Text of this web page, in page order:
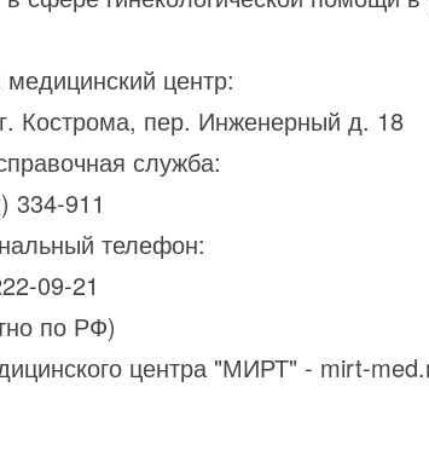
центр:
Кострома, пер. Инженерный д. 18
служба:
334-911
телефон:
09-21
по РФ)
центра "МИРТ" - mirt-